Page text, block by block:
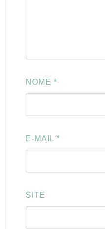
NOME*
E-MAIL*
SITE